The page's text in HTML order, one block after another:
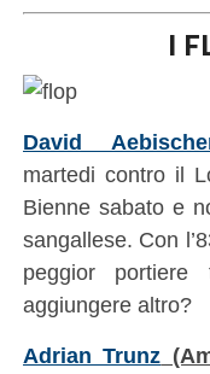
I
David
martedi contro il
Bienne sabato e
sangallese. Con
peggior
aggiungere altro?
Adrian Trunz